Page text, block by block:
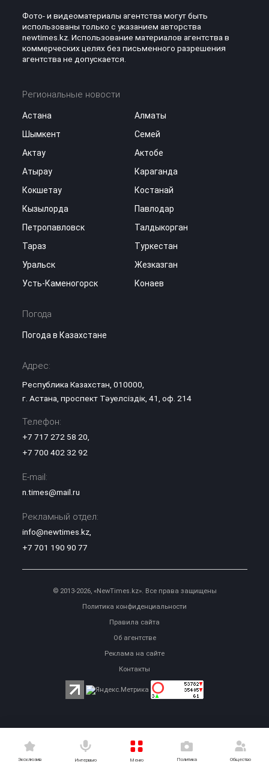
Эксклюзив Интервью Меню Политика Общество
Фото- и видеоматериалы агентства могут быть
использованы только с указанием авторства
newtimes.kz. Использование материалов агентства в
коммерческих целях без письменного разрешения
агентства не допускается.
Региональные новости
Астана
Алматы
Шымкент
Семей
Актау
Актобе
Атырау
Караганда
Кокшетау
Костанай
Кызылорда
Павлодар
Петропавловск
Талдыкорган
Тараз
Туркестан
Уральск
Жезказган
Усть-Каменогорск
Конаев
Погода
Погода в Казахстане
Адрес:
Республика Казахстан, 010000,
г. Астана, проспект Тәуелсіздік, 41, оф. 214
Телефон:
+7 717 272 58 20,
+7 700 402 32 92
E-mail:
n.times@mail.ru
Рекламный отдел:
info@newtimes.kz,
+7 701 190 90 77
© 2013-2026, «NewTimes.kz». Все права защищены
Политика конфиденциальности
Правила сайта
Об агентстве
Реклама на сайте
Контакты